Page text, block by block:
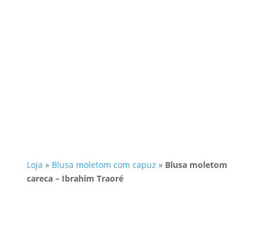
Loja » Blusa moletom com capuz » Blusa moletom
careca – Ibrahim Traoré